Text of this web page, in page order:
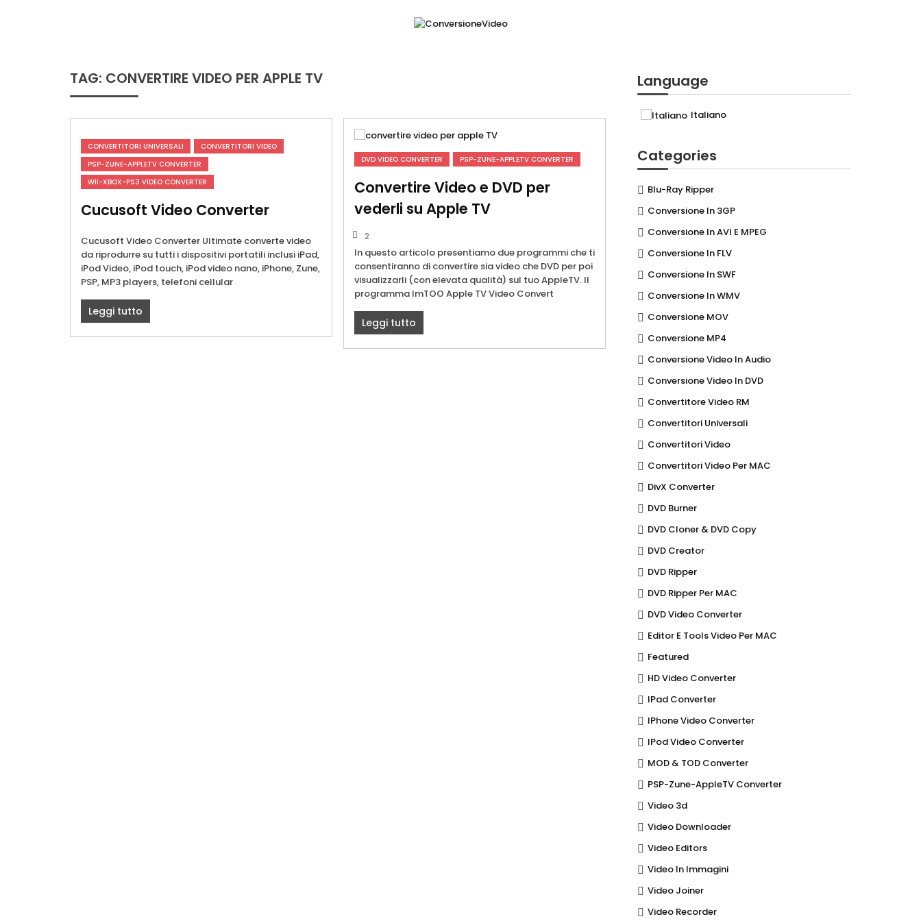
TAG: CONVERTIRE VIDEO PER APPLE TV
CONVERTITORI UNIVERSALI
CONVERTITORI VIDEO
PSP-ZUNE-APPLETV CONVERTER
WII-XBOX-PS3 VIDEO CONVERTER
Cucusoft Video Converter
Cucusoft Video Converter Ultimate converte video
da riprodurre su tutti i dispositivi portatili inclusi iPad,
iPod Video, iPod touch, iPod video nano, iPhone, Zune,
PSP, MP3 players, telefoni cellular
Leggi tutto
DVD VIDEO CONVERTER PSP-ZUNE-APPLETV CONVERTER
Convertire Video e DVD per
vederli su Apple TV
2
In questo articolo presentiamo due programmi che ti
consentiranno di convertire sia video che DVD per poi
visualizzarli (con elevata qualità) sul tuo AppleTV. Il
programma ImTOO Apple TV Video Convert
Leggi tutto
Language
Italiano
Categories
Blu-Ray Ripper
Conversione In 3GP
Conversione In AVI E MPEG
Conversione In FLV
Conversione In SWF
Conversione In WMV
Conversione MOV
Conversione MP4
Conversione Video In Audio
Conversione Video In DVD
Convertitore Video RM
Convertitori Universali
Convertitori Video
Convertitori Video Per MAC
DivX Converter
DVD Burner
DVD Cloner & DVD Copy
DVD Creator
DVD Ripper
DVD Ripper Per MAC
DVD Video Converter
Editor E Tools Video Per MAC
Featured
HD Video Converter
IPad Converter
IPhone Video Converter
IPod Video Converter
MOD & TOD Converter
PSP-Zune-AppleTV Converter
Video 3d
Video Downloader
Video Editors
Video In Immagini
Video Joiner
Video Recorder